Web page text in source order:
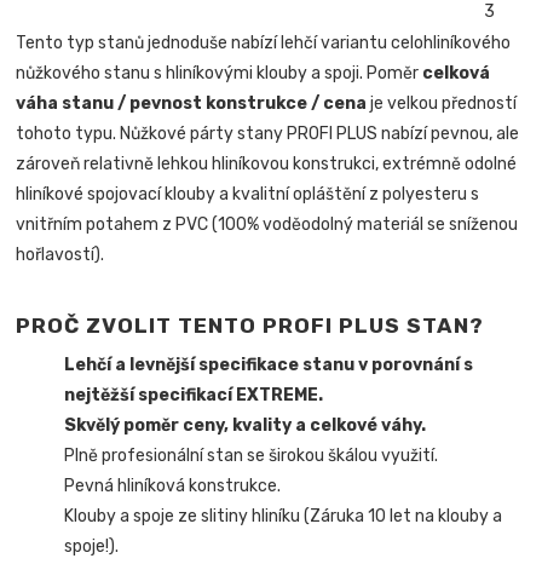
Tento typ stanů jednoduše nabízí lehčí variantu celohliníkového
nůžkového stanu s hliníkovými klouby a spoji. Poměr celková
váha stanu / pevnost konstrukce / cenaje velkou předností
tohoto typu. Nůžkové párty stany PROFI PLUS nabízí pevnou, ale
zároveň relativně lehkou hliníkovou konstrukci, extrémně odolné
hliníkové spojovací klouby a kvalitní opláštění z polyesteru s
vnitřním potahem z PVC (100% voděodolný materiál se sníženou
hořlavostí).
PROČ ZVOLIT TENTO PROFI PLUS STAN?
Lehčí a levnější specifikace stanu v porovnání s
nejtěžší specifikací EXTREME.
Skvělý poměr ceny, kvality a celkové váhy.
Plně profesionální stan se širokou škálou využití.
Pevná hliníková konstrukce.
Klouby a spoje ze slitiny hliníku (Záruka 10 let na klouby a
spoje!).